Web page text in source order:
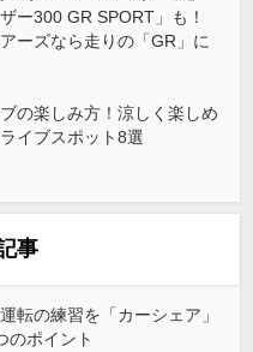
ー300 GR SPORT」も！
ーズなら走りの「GR」に
の楽しみ方！涼しく楽しめ
イブスポット8選
事
転の練習を「カーシェア」
のポイント